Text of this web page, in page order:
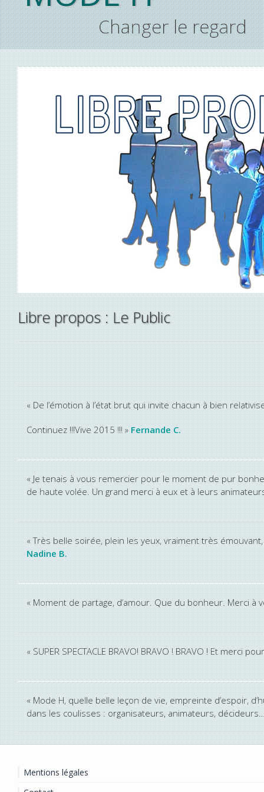
Changer le regard
Libre propos : Le Public
« De l’émotion à l’état brut qui invite chacun à bien
Continuez !!!Vive 2015 !!! »Fernande C.
« Je tenais à vous remercier pour le moment de pur
de haute volée. Un grand merci à eux et à leurs
« Très belle soirée, plein les yeux, vraiment très
Nadine B.
« Moment de partage, d’amour. Que du bonheur. Merci à
« SUPER SPECTACLE BRAVO! BRAVO ! BRAVO ! Et
« Mode H, quelle belle leçon de vie, empreinte d’espoir,
dans les coulisses : organisateurs, animateurs,
Mentions légales